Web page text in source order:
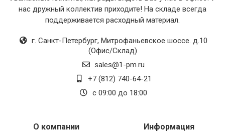
нас дружный коллектив приходите! На складе всегда
поддерживается расходный материал.
г. Санкт-Петербург, Митрофаньевское шоссе. д.10
(Офис/Склад)
sales@1-pm.ru
+7 (812) 740-64-21
с 09:00 до 18:00
О компании Информация